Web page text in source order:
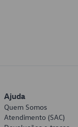
Ajuda
Quem Somos
Atendimento (SAC)